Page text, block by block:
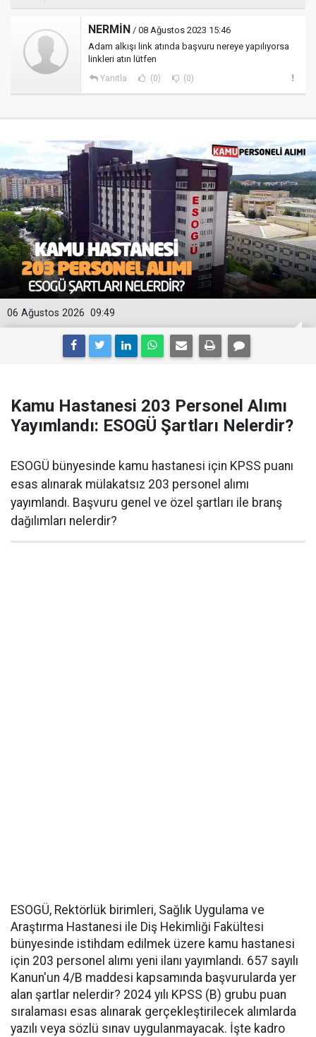
NERMİN / 08 Ağustos 2023 15:46
Adam alkışı link atında başvuru nereye yapılıyorsa
linkleri atın lütfen
Yanıtla (0) (0)
09:49
06 Ağustos 2026
Kamu Hastanesi 203 Personel Alımı
Yayımlandı: ESOGÜ Şartları Nelerdir?
ESOGÜ bünyesinde kamu hastanesi için KPSS puanı
esas alınarak mülakatsız 203 personel alımı
yayımlandı. Başvuru genel ve özel şartları ile branş
dağılımları nelerdir?
ESOGÜ, Rektörlük birimleri, Sağlık Uygulama ve
Araştırma Hastanesi ile Diş Hekimliği Fakültesi
bünyesinde istihdam edilmek üzere kamu hastanesi
için 203 personel alımı yeni ilanı yayımlandı. 657 sayılı
Kanun'un 4/B maddesi kapsamında başvurularda yer
alan şartlar nelerdir? 2024 yılı KPSS (B) grubu puan
sıralaması esas alınarak gerçekleştirilecek alımlarda
yazılı veya sözlü sınav uygulanmayacak. İşte kadro